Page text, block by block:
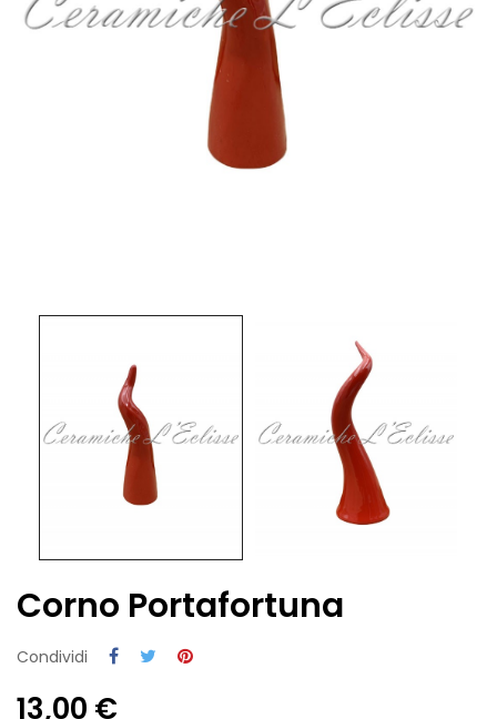
Corno Portafortuna
Condividi
13,00 €